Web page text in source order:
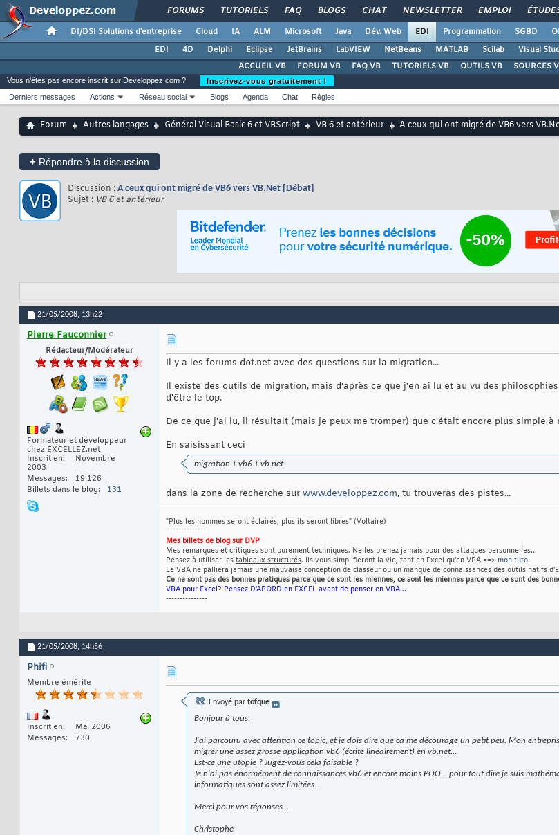
FORUMS TUTORIELS FAQ BLOGS CHAT NEWSLETTER EMPLOI
DI/DSI Solutions d'entreprise Cloud IA ALM Microsoft Java Dév. Web EDI Programmation SGBD
EDI
4D Delphi Eclipse JetBrains LabVIEW NetBeans MATLAB Scilab Visual
ACCUEIL VB
FORUM VB FAQ VB TUTORIELS VB OUTILS VB SOURCES
Vous n'êtes pas encore inscrit sur Developpez.com ?
Inscrivez-vous gratuitement !
Derniers messages
Actions Réseau social Blogs Agenda Chat Règles
Forum Autres langages Général Visual Basic 6 et VBScript VB 6 et antérieur A ceux qui ont migré de VB6 vers
+ Répondre à la discussion
Discussion : A ceux qui ont migré de VB6 vers VB.Net [Débat]
Sujet : VB 6 et antérieur
21/05/2008, 13h22
Pierre Fauconnier
Rédacteur/Modérateur
Formateur et développeur
chez EXCELLEZ.net
Inscrit en
Novembre
2003
Messages
19 126
Billets dans le blog
131
Il y a les forums dot.net avec des questions sur la migration...
Il existe des outils de migration, mais d'après ce que j'en ai lu et au vu des
d'être le top.
De ce que j'ai lu, il résultait (mais je peux me tromper) que c'était encore plus simple à
En saisissant ceci
migration + vb6 + vb.net
dans la zone de recherche sur www.developpez.com, tu trouveras des pistes...
"Plus les hommes seront éclairés, plus ils seront libres" (Voltaire)
---------------
Mes billets de blog sur DVP
Mes remarques et critiques sont purement techniques. Ne les prenez jamais pour des attaques personnelles...
Pensez à utiliser les tableaux structurés. Ils vous simplifieront la vie, tant en Excel qu'en VBA ==> mon tuto
Le VBA ne palliera jamais une mauvaise conception de classeur ou un manque de connaissances des outils natifs
Ce ne sont pas des bonnes pratiques parce que ce sont les miennes, ce sont les miennes parce que ce sont des
VBA pour Excel? Pensez D'ABORD en EXCEL avant de penser en VBA...
---------------
21/05/2008, 14h56
Phifi
Membre émérite
Inscrit en
Mai 2006
Messages
730
Envoyé par tofque
Bonjour à tous,
J'ai parcouru avec attention ce topic, et je dois dire que ca me décourage un petit peu. Mon
migrer une assez grosse application vb6 (écrite linéairement) en vb.net...
Est-ce une utopie ? Jugez-vous cela faisable ?
Je n'ai pas énormément de connaissances vb6 et encore moins POO... pour tout dire je suis
informatiques sont assez limitées...
Merci pour vos réponses...
Christophe